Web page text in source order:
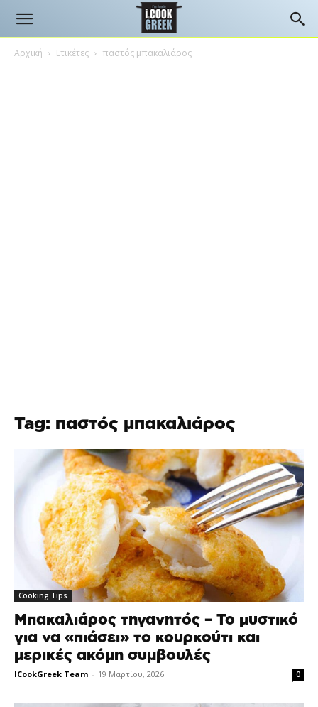
Αρχική Ετικέτες παστός μπακαλιάρος
Tag: παστός μπακαλιάρος
Cooking Tips
Μπακαλιάρος τηγανητός – Το μυστικό
για να «πιάσει» το κουρκούτι και
μερικές ακόμη συμβουλές
ICookGreek Team - 19 Μαρτίου, 2026 0